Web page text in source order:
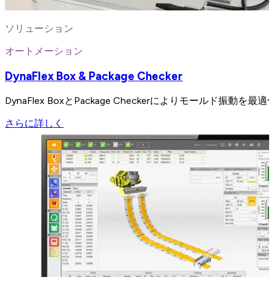
ソリューション
オートメーション
DynaFlex Box & Package Checker
DynaFlex BoxとPackage Checkerによりモールド振動を最
さらに詳しく